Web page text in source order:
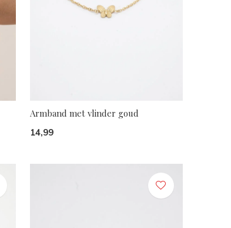
Armband met vlinder goud
14,99